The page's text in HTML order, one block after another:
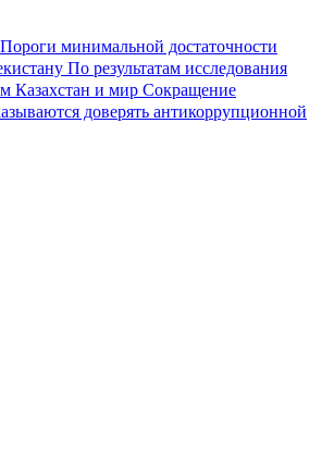
Пороги минимальной достаточности
По результатам исследования
Казахстан и мир Сокращение
доверять антикоррупционной